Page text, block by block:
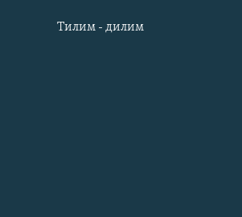
Тилим - дилим